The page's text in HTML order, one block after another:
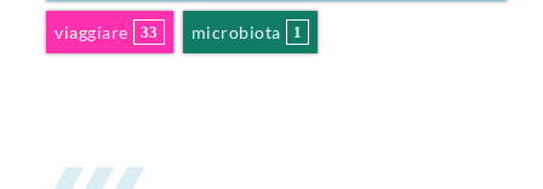
viaggiare 33 microbiota 1